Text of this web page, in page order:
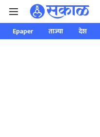
Epaper ताज्या देश